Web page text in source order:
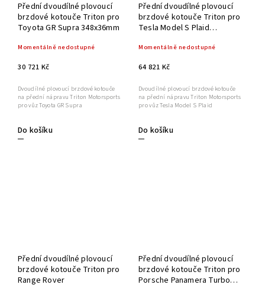
Přední dvoudílné plovoucí
brzdové kotouče Triton pro
Toyota GR Supra 348x36mm
Momentálně nedostupné
30 721 Kč
Do košíku
Dvoudílné plovoucí brzdové kotouče
na přední nápravu Triton Motorsports
pro vůz Toyota GR Supra
Přední dvoudílné plovoucí
brzdové kotouče Triton pro
Tesla Model S Plaid
Momentálně nedostupné
64 821 Kč
Do košíku
Dvoudílné plovoucí brzdové kotouče
na přední nápravu Triton Motorsports
pro vůz Tesla Model S Plaid
Přední dvoudílné plovoucí
brzdové kotouče Triton pro
Range Rover
Přední dvoudílné plovoucí
brzdové kotouče Triton pro
Porsche Panamera Turbo